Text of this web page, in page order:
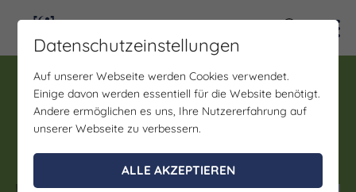
Wanderung, Verkostung
Weinberghotel Edelacker:
Weinwanderung
Datenschutzeinstellungen
Auf unserer Webseite werden Cookies verwendet.
Einige davon werden essentiell für die Website benötigt.
Andere ermöglichen es uns, Ihre Nutzererfahrung auf
unserer Webseite zu verbessern.
ALLE AKZEPTIEREN